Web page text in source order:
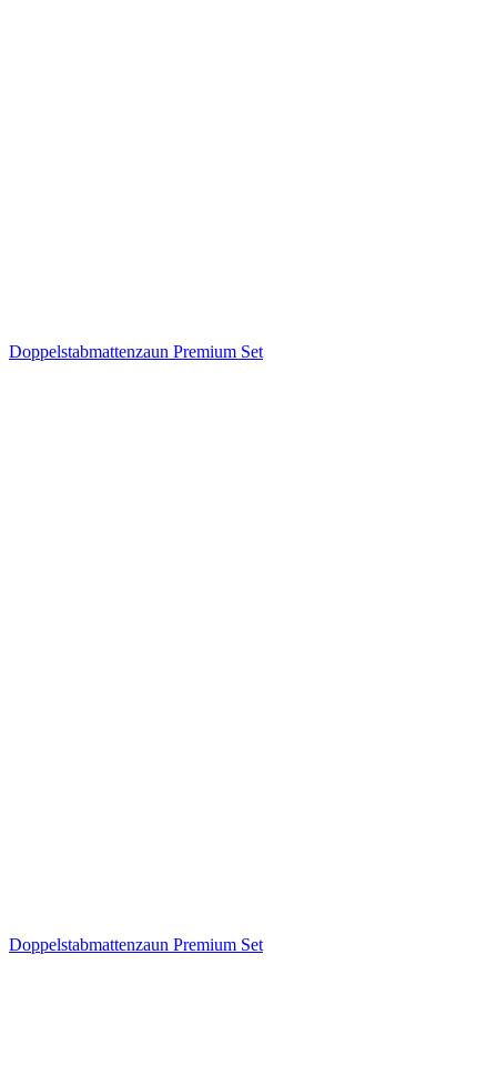
Doppelstabmattenzaun Premium Set
Doppelstabmattenzaun Premium Set